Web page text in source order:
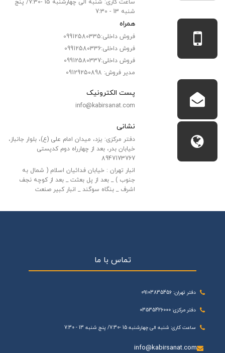
ساعت کاری: شنبه الی چهارشنبه 15 -7:30/ پنج
شنبه 13 - 7:30
همراه
فروش داخلی:09912580335
فروش داخلی:09912580336
فروش داخلی:09912580337
مدیر فروش: 09129250898
پست الکترونیک
info@kabirsanat.com
نشانی
دفتر مرکزی: یزد، میدان امام علی (ع)، بلوار جانباز،
خیابان بدر، بعد از چهارراه دوم کدپستی
8947173767
انبار تهران : خیابان فدائیان اسلام ( شمال به
جنوب ) _ بعد از پل بعثت _ بعد از کوچه نجف
اشرف _ بنگاه سوگند _ انبار کبیر صنعت
تماس با ما
دفتر تهران: 09103835456
دفتر مرکزی: 03535426000
ساعت کاری: شنبه الی چهارشنبه 15 -7:30/ پنج شنبه 13 - 7:30
info@kabirsanat.com